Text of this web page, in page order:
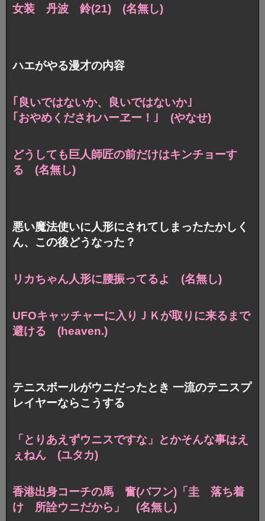
女装 丹波 鈴(21) (名無し)
ハエがやる漫才の内容
｢良いではないか、良いではないか｣
｢おやめくだされハーヱー！｣ (やなせ)
どうしても巨人師匠の前だけはキンチョーす
る (名無し)
悪い魔法使いに人形にされてしまったたかしく
ん、この後どうなった？
リカちゃん人形に腰振ってるよ (名無し)
UFOキャッチャーに入りＪＫが取りに来るまで
避ける (heaven.)
テニスボールがウニだったとき 一流のテニスプ
レイヤーならこうする
「とりあえずウニスですな」とかそんな事はえ
ぇねん (ユタカ)
香港出身コーチの馬 奮(バフン)「圭 落ち着
け 所詮ウニだから」 (名無し)